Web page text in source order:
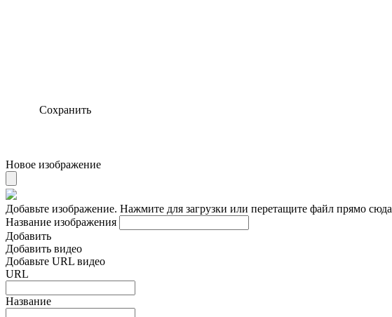
Сохранить
Новое изображение
Добавьте изображение. Нажмите для загрузки или перетащите файл прямо сюда
Название изображения
Добавить
Добавить видео
Добавьте URL видео
URL
Название